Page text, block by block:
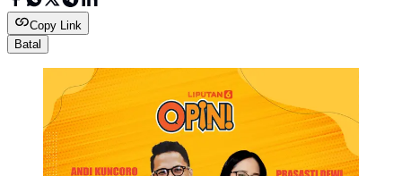
Copy Link
Batal